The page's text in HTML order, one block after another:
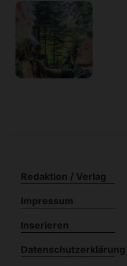
Redaktion / Verlag
Impressum
Inserieren
Datenschutzerklärung